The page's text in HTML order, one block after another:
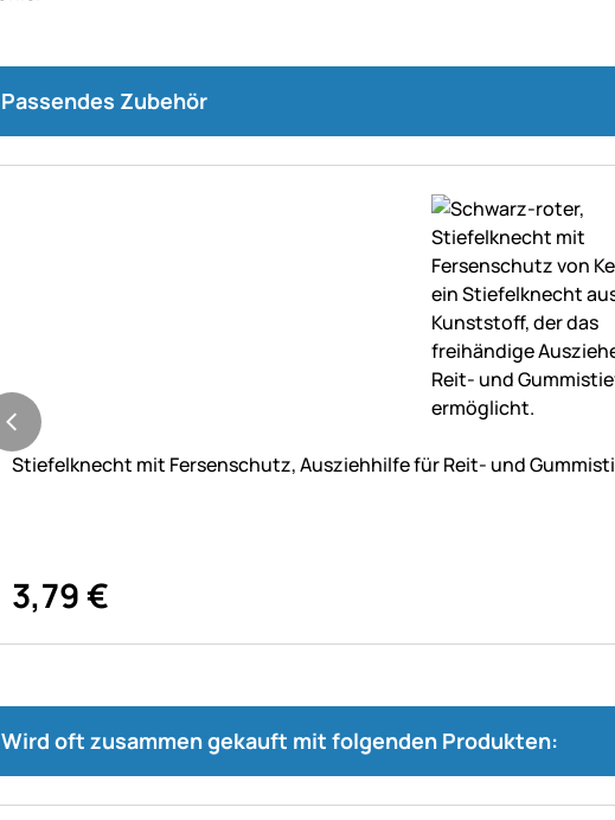
Passendes Zubehör
Noch keine Bewertungen abgegeben
Stiefelknecht mit Fersenschutz, Ausziehhilfe für Reit- und
3,79€
Wird oft zusammen gekauft mit folgenden Produkten: